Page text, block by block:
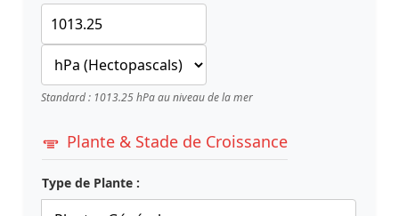
Standard : 1013.25 hPa au niveau de la mer
Plante & Stade de Croissance
Type de Plante :